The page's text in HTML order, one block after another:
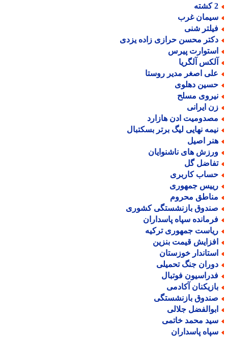
غرب
شنی
محسن حرازی زاده یزدی
پیرس
آلگریا
اصغر مدیر روستا
دهلوی
مسلح
ایرانی
ادن هازارد
نهایی لیگ برتر بسکتبال
اصیل
های ناشنوایان
گل
کاربری
جمهوری
محروم
بازنشستگی کشوری
سپاه پاسداران
جمهوری ترکیه
قیمت بنزین
خوزستان
جنگ تحمیلی
فوتبال
آکادمی
بازنشستگی
جلالی
محمد خاتمی
پاسداران